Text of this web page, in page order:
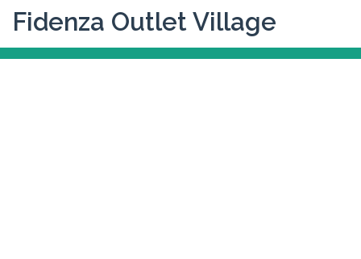
Fidenza Outlet Village